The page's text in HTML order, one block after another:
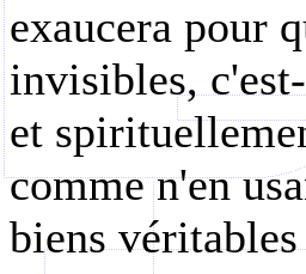
exaucera pour
invisibles,
et
comme n'en
biens